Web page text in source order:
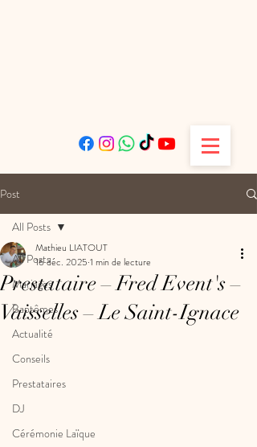
Post
All Posts
Mariages
Baptêmes
Actualité
Conseils
Prestataires
DJ
Cérémonie Laïque
All Posts
Prestataire – Fred Event's –
Vaisselles – Le Saint-Ignace
Mathieu LIATOUT
16 déc. 2025 1 min de lecture